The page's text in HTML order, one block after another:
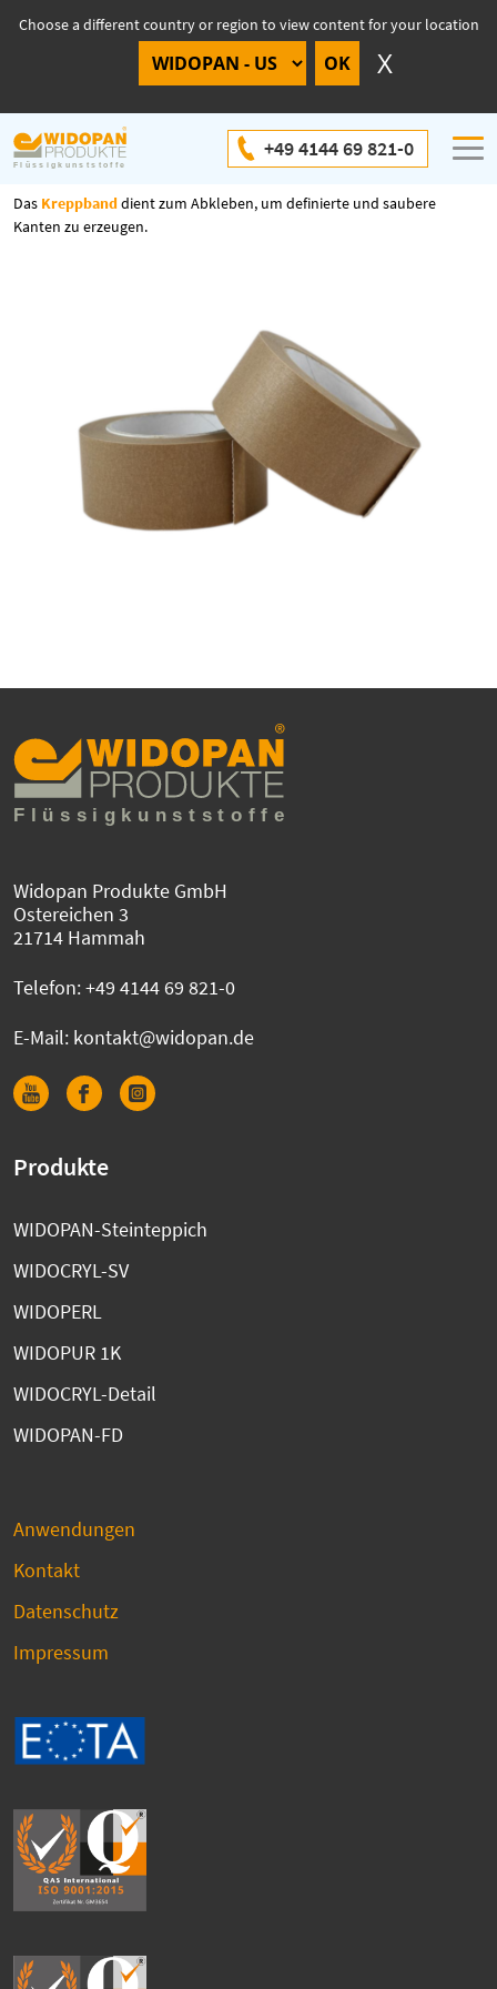
Choose a different country or region to view content for your location
+49 4144 69 821-0
Kreppband
Das Kreppbanddient zum Abkleben, um definierte und saubere
Kanten zu erzeugen.
Widopan Produkte GmbH
Ostereichen 3
21714 Hammah
Telefon:+49 4144 69 821-0
E-Mail: kontakt@widopan.de
Produkte
WIDOPAN-Steinteppich
WIDOCRYL-SV
WIDOPERL
WIDOPUR 1K
WIDOCRYL-Detail
WIDOPAN-FD
Anwendungen
Kontakt
Datenschutz
Impressum